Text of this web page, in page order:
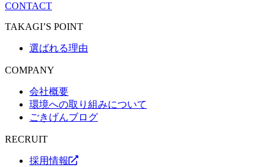
CONTACT
TAKAGI’S POINT
選ばれる理由
COMPANY
会社概要
環境への取り組みについて
ごきげんブログ
RECRUIT
採用情報